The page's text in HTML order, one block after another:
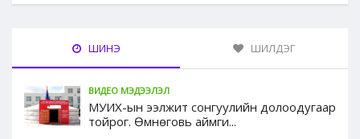
ШИНЭ ШИЛДЭГ
ВИДЕО МЭДЭЭЛЭЛ
МУИХ-ын ээлжит сонгуулийн долоодугаар
тойрог. Өмнөговь аймги...